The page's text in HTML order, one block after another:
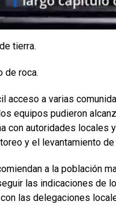
tierra.
de roca.
acceso a varias
equipos pudieron
con autoridades locales
y el levantamiento
a la población
las indicaciones de
las delegaciones